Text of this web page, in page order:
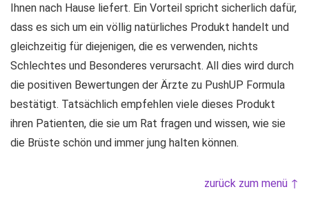
Ihnen nach Hause liefert. Ein Vorteil spricht sicherlich dafür,
dass es sich um ein völlig natürliches Produkt handelt und
gleichzeitig für diejenigen, die es verwenden, nichts
Schlechtes und Besonderes verursacht. All dies wird durch
die positiven Bewertungen der Ärzte zu PushUP Formula
bestätigt. Tatsächlich empfehlen viele dieses Produkt
ihren Patienten, die sie um Rat fragen und wissen, wie sie
die Brüste schön und immer jung halten können.
zurück zum menü ↑